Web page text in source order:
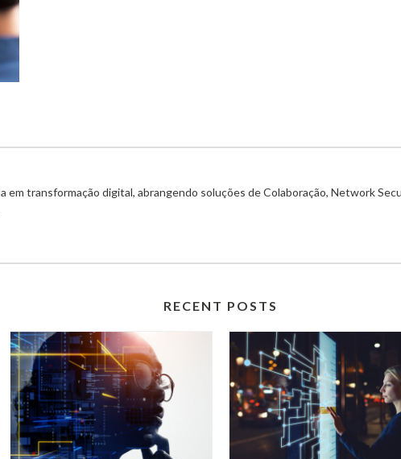
em transformação digital, abrangendo soluções de Colaboração, Network
RECENT POSTS